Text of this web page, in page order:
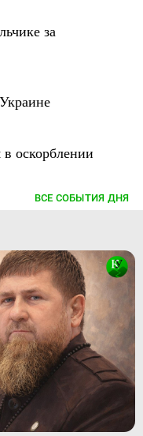
за
оскорблении
ВСЕ СОБЫТИЯ ДНЯ